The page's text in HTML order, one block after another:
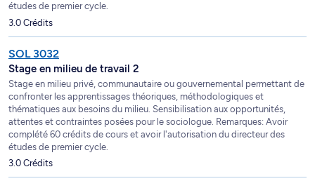
études de premier cycle.
3.0 Crédits
SOL 3032
Stage en milieu de travail 2
Stage en milieu privé, communautaire ou gouvernemental permettant de
confronter les apprentissages théoriques, méthodologiques et
thématiques aux besoins du milieu. Sensibilisation aux opportunités,
attentes et contraintes posées pour le sociologue. Remarques: Avoir
complété 60 crédits de cours et avoir l'autorisation du directeur des
études de premier cycle.
3.0 Crédits